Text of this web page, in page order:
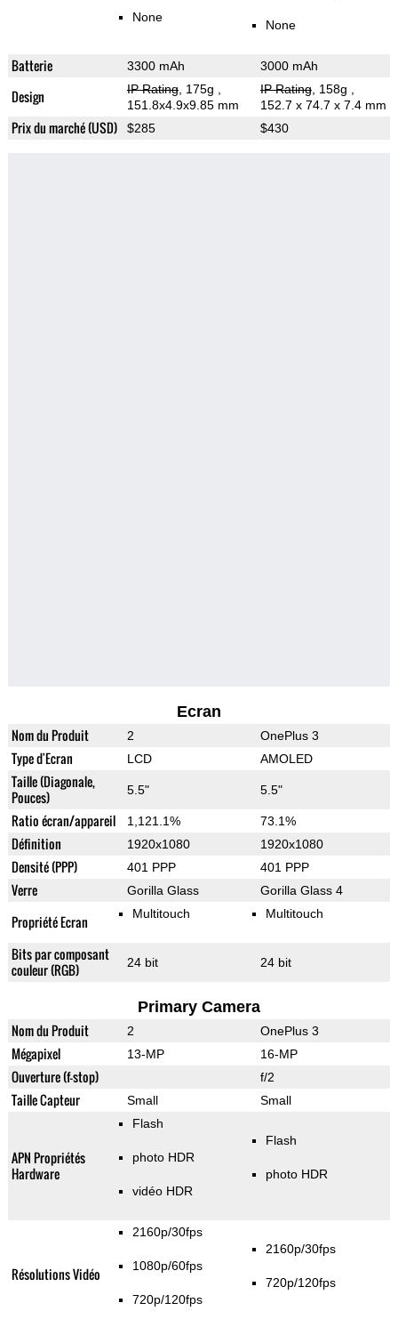
None
None
Batterie 3300 mAh 3000 mAh
Design IP Rating, 175g
151.8x4.9x9.85 mm
IP Rating, 158g
152.7 x 74.7 x 7.4 mm
Prix du marché (USD) $285 $430
Ecran
Nom du Produit 2 OnePlus 3
Type d'Ecran LCD AMOLED
Taille (Diagonale,
Pouces)
5.5" 5.5"
Ratio écran/appareil 1,121.1% 73.1%
Définition 1920x1080 1920x1080
Densité (PPP) 401 PPP 401 PPP
Verre Gorilla Glass Gorilla Glass 4
Propriété Ecran Multitouch Multitouch
Bits par composant
couleur (RGB)
24 bit 24 bit
Primary Camera
Nom du Produit 2 OnePlus 3
Mégapixel 13-MP 16-MP
Ouverture (f-stop) f/2
Taille Capteur Small Small
APN Propriétés
Hardware
Flash
photo HDR
vidéo HDR
Flash
photo HDR
Résolutions Vidéo
2160p/30fps
1080p/60fps
720p/120fps
2160p/30fps
720p/120fps